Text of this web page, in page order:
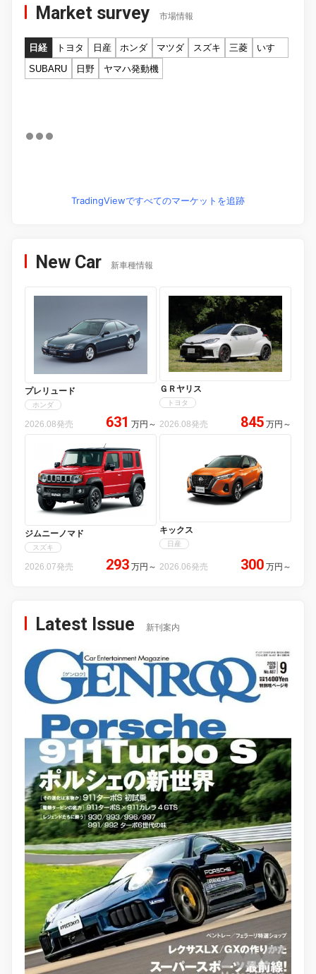
Market survey 市場情報
日経 トヨタ 日産 ホンダ マツダ スズキ 三菱
いすゞ
SUBARU
日野 ヤマハ発動機
TradingViewですべてのマーケットを追跡
New Car 新車種情報
プレリュード
ホンダ
2026.08発売 631 万円 ～
ＧＲヤリス
トヨタ
2026.08発売 845 万円 ～
ジムニーノマド
スズキ
2026.07発売 293 万円 ～
キックス
日産
2026.06発売 300 万円 ～
Latest Issue 新刊案内